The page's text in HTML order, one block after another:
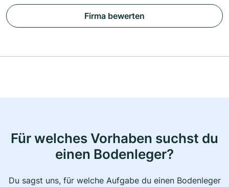
Firma bewerten
Für welches Vorhaben suchst du
einen Bodenleger?
Du sagst uns, für welche Aufgabe du einen Bodenleger